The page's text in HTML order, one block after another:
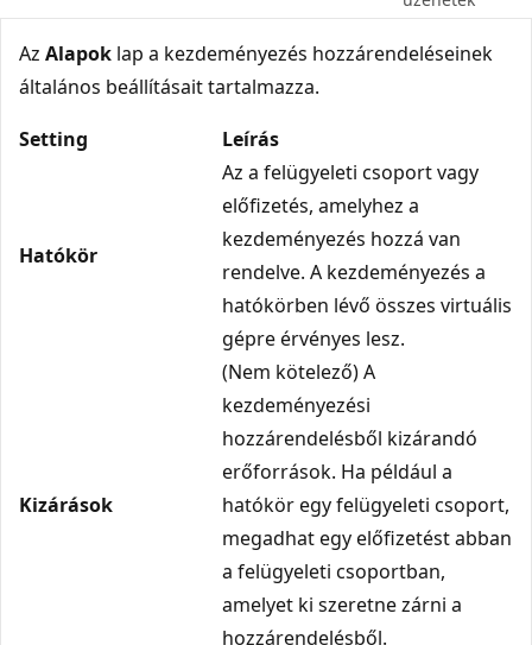
Az Alapok lap a kezdeményezés hozzárendeléseinek
általános beállításait tartalmazza.
Setting
Leírás
Hatókör
Az a felügyeleti csoport vagy
előfizetés, amelyhez a
kezdeményezés hozzá van
rendelve. A kezdeményezés a
hatókörben lévő összes virtuális
gépre érvényes lesz.
Kizárások
(Nem kötelező) A
kezdeményezési
hozzárendelésből kizárandó
erőforrások. Ha például a
hatókör egy felügyeleti csoport,
megadhat egy előfizetést abban
a felügyeleti csoportban,
amelyet ki szeretne zárni a
hozzárendelésből.